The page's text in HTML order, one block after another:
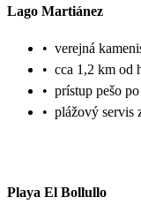
Lago Martiánez
• verejná
• cca 1,2 km od
• prístup pešo
• plážový servis
Playa El Bollullo